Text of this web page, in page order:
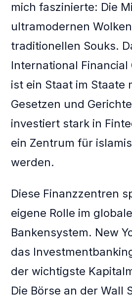
mich faszinierte: Die
ultramodernen
traditionellen Souks.
International Financial
ist ein Staat im Staate
Gesetzen und
investiert stark in
ein Zentrum für
werden.
Diese Finanzzentren
eigene Rolle im
Bankensystem. New
das
der wichtigste
Die Börse an der Wall